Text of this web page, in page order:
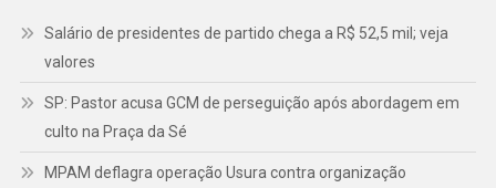
Salário de presidentes de partido chega a R$ 52,5 mil; veja
valores
SP: Pastor acusa GCM de perseguição após abordagem em
culto na Praça da Sé
MPAM deflagra operação Usura contra organização